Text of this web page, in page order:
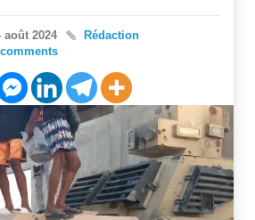
août 2024
Rédaction